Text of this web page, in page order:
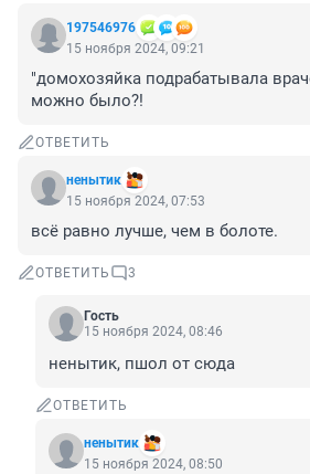
197546976
15 ноября 2024, 09:21
"домохозяйка подрабатывала
можно было?!
ОТВЕТИТЬ
ненытик
15 ноября 2024, 07:53
всё равно лучше, чем в болоте.
ОТВЕТИТЬ 3
Гость
15 ноября 2024, 08:46
ненытик, пшол от сюда
ОТВЕТИТЬ
ненытик
15 ноября 2024, 08:50